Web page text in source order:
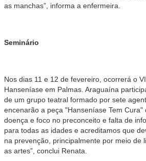
as manchas”, informa a enfermeira.
Seminário
Nos dias 11 e 12 de fevereiro, ocorrerá o
Hanseníase em Palmas. Araguaína
de um grupo teatral formado por sete
encenarão a peça "Hanseníase Tem Cura"
doença e foco no preconceito e falta de
para todas as idades e acreditamos que
na prevenção, principalmente por meio de
as artes”, conclui Renata.